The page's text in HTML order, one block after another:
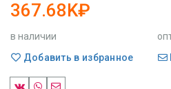
367.68K₽
в наличии
Добавить в избранное